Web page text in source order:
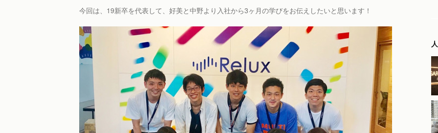
今回は、19新卒を代表して、好美と中野より入社から3ヶ月の学びをお伝えしたいと思います！